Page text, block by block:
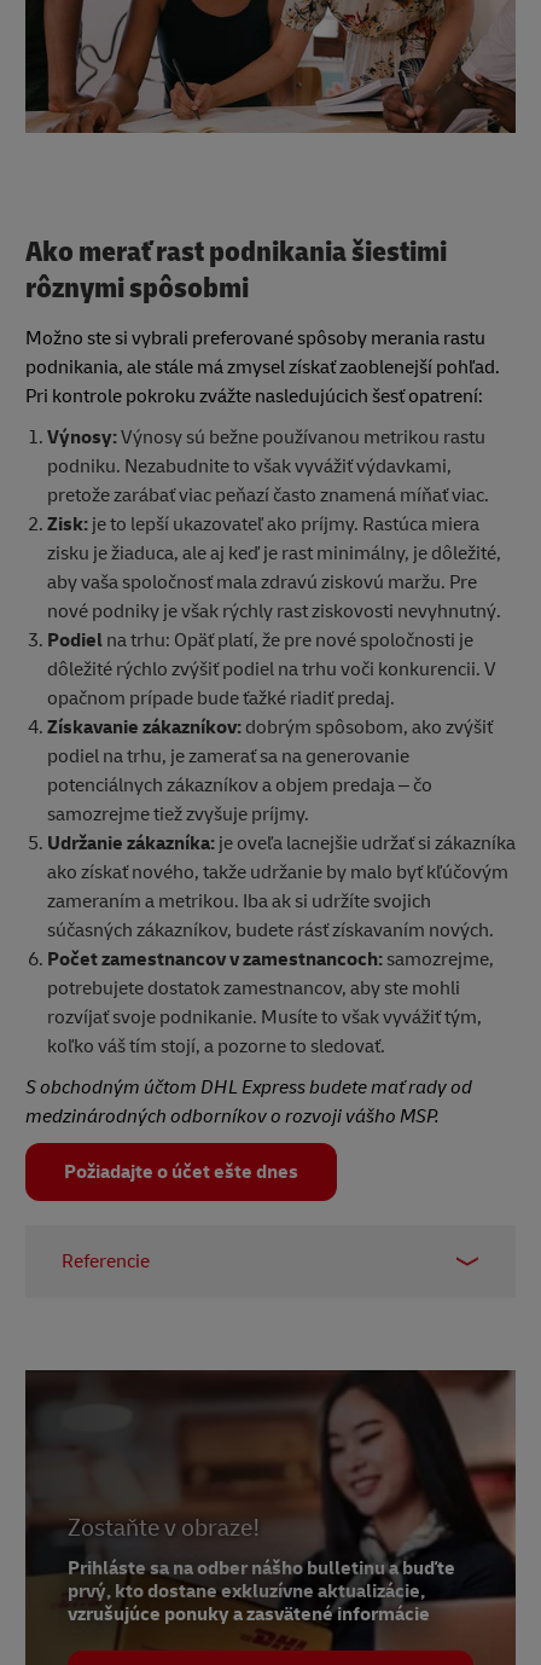
Ako merať rast podnikaniašiestimi
rôznymi spôsobmi
Možno ste si vybrali preferované spôsoby merania rastu
podnikania, ale stále má zmysel získať zaoblenejší pohľad.
Pri kontrole pokroku zvážte nasledujúcich šesť opatrení:
Výnosy:Výnosy sú bežne používanou metrikou rastu
podniku. Nezabudnite to však vyvážiť výdavkami,
pretože zarábať viac peňazí často znamená míňať viac.
Zisk:je to lepší ukazovateľ ako príjmy. Rastúca miera
zisku je žiaduca, ale aj keď je rast minimálny, je dôležité,
aby vaša spoločnosť mala zdravú ziskovú maržu. Pre
nové podniky je však rýchly rast ziskovosti nevyhnutný.
Podielna trhu: Opäť platí, že pre nové spoločnosti je
dôležité rýchlo zvýšiť podiel na trhu voči konkurencii. V
opačnom prípade bude ťažké riadiť predaj.
Získavanie zákazníkov:dobrým spôsobom, ako zvýšiť
podiel na trhu, je zamerať sa na generovanie
potenciálnych zákazníkov a objem predaja – čo
samozrejme tiež zvyšuje príjmy.
Udržanie zákazníka:je oveľa lacnejšie udržať si zákazníka
ako získať nového, takže udržanie by malo byť kľúčovým
zameraním a metrikou. Iba ak si udržíte svojich
súčasných zákazníkov, budete rásť získavaním nových.
Počet zamestnancov v zamestnancoch:samozrejme,
potrebujete dostatok zamestnancov, aby ste mohli
rozvíjať svoje podnikanie. Musíte to však vyvážiť tým,
koľko váš tím stojí, a pozorne to sledovať.
S obchodným účtom DHL Express budete mať rady od
medzinárodných odborníkov o rozvoji vášho MSP.
Požiadajte o účet ešte dnes
Referencie
Zostaňte v obraze!
Prihláste sa na odber nášho bulletinu a buďte
prvý, kto dostane exkluzívne aktualizácie,
vzrušujúce ponuky a zasvätené informácie